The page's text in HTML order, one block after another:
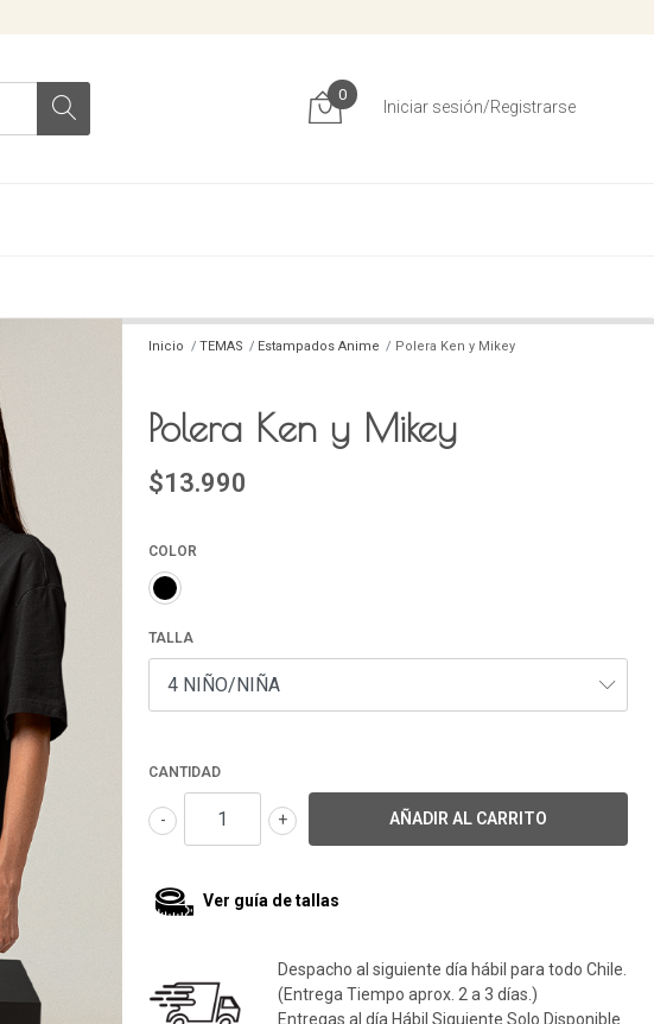
0
Iniciar sesión/Registrarse
Inicio TEMAS Estampados Anime Polera Ken y Mikey
Polera Ken y Mikey
$13.990
COLOR
TALLA
CANTIDAD
+
-
Ver guía de tallas
Despacho al siguiente día hábil para todo Chile.
(Entrega Tiempo aprox. 2 a 3 días.)
Entregas al día Hábil Siguiente Solo Disponible